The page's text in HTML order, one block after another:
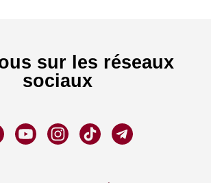
sur les réseaux
sociaux